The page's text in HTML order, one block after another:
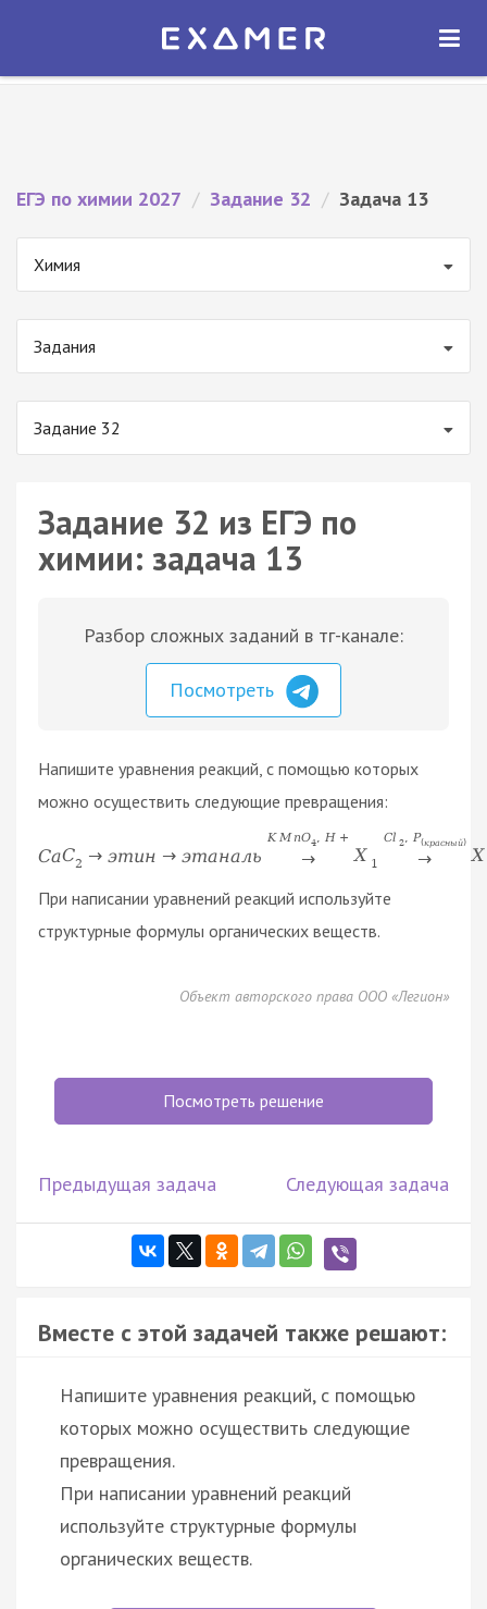
Экзамер — ЕГЭ 2027
ОТКРЫТЬ
ЕГЭ по химии 2027 / Задание 32 / Задача 13
Химия
Задания
Задание 32
Задание 32 из ЕГЭ по
химии: задача 13
Разбор сложных заданий в тг-канале:
Посмотреть
Напишите уравнения реакций, с помощью которых
можно осуществить следующие превращения:
CaC2 → этин → этаналь
K M nO4 H +
→ X 1
Cl 2 P(красный)
→ X
При написании уравнений реакций используйте
структурные формулы органических веществ.
Объект авторского права ООО «Легион»
Посмотреть решение
Предыдущая задача Следующая задача
Вместе с этой задачей также решают:
Напишите уравнения реакций, с помощью
которых можно осуществить следующие
превращения.
При написании уравнений реакций
используйте структурные формулы
органических веществ.